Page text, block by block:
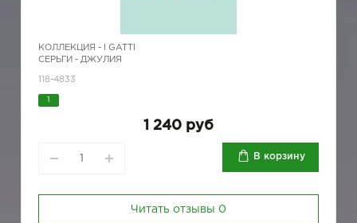
КОЛЛЕКЦИЯ -
I GATTI
СЕРЬГИ - ДЖУЛИЯ
118-4833
1 240 руб
В корзину
Читать отзывы 0